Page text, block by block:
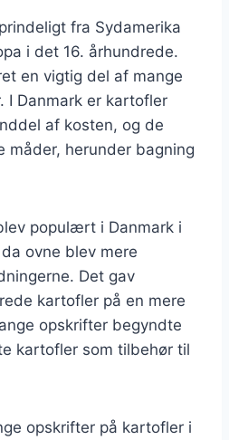
fra Sydamerika
i det 16. århundrede.
en vigtig del af mange
I Danmark er kartofler
af kosten, og de
måder, herunder bagning
populært i Danmark i
ovne blev mere
Det gav
kartofler på en mere
opskrifter begyndte
kartofler som tilbehør til
opskrifter på kartofler i